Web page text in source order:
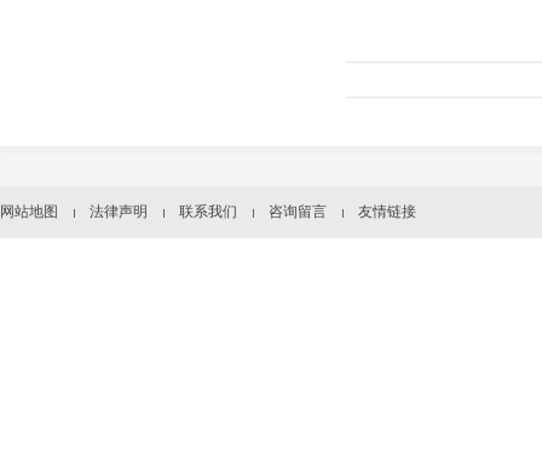
网站地图 法律声明 联系我们 咨询留言 友情链接